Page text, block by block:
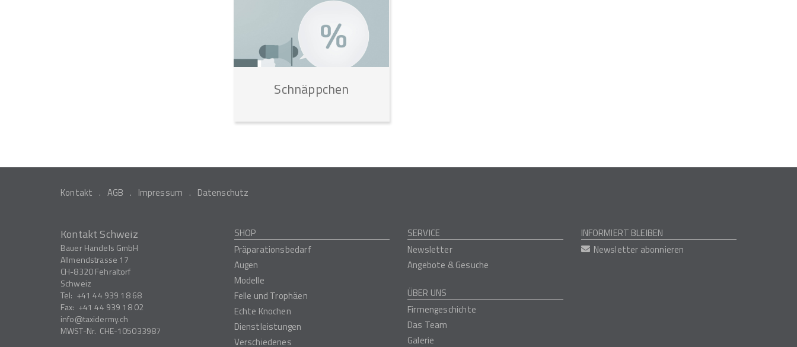
Schnäppchen
Kontakt AGB Impressum Datenschutz
Kontakt Schweiz
Bauer Handels GmbH
Allmendstrasse 17
CH-8320Fehraltorf
Schweiz
Tel: +41 44 939 18 68
Fax: +41 44 939 18 02
info
taxidermy.ch
MWST-Nr. CHE-105033987
SHOP
Präparationsbedarf
Augen
Modelle
Felle und Trophäen
Echte Knochen
Dienstleistungen
Verschiedenes
SERVICE
Newsletter
Angebote & Gesuche
ÜBER UNS
Firmengeschichte
Das Team
Galerie
INFORMIERT BLEIBEN
Newsletter abonnieren